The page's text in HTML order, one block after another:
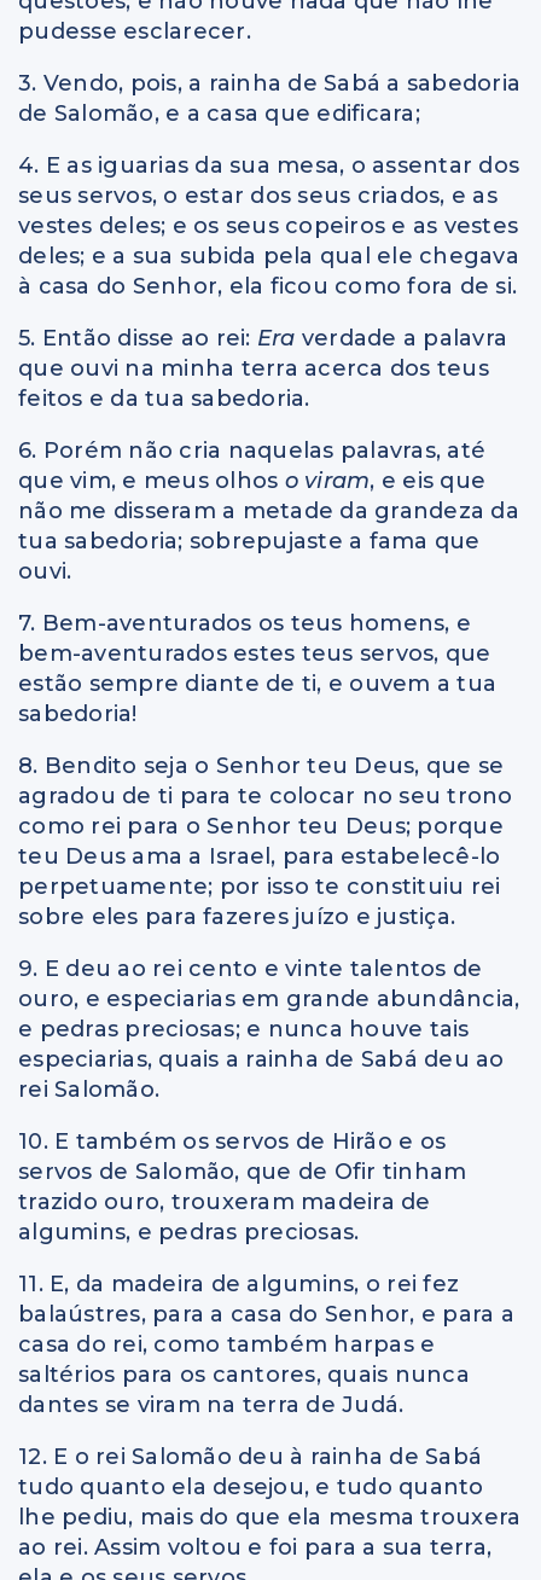
pudesse esclarecer.
3. Vendo, pois, a rainha de Sabá a sabedoria
de Salomão, e a casa que edificara;
4. E as iguarias da sua mesa, o assentar dos
seus servos, o estar dos seus criados, e as
vestes deles; e os seus copeiros e as vestes
deles; e a sua subida pela qual ele chegava
à casa do Senhor, ela ficou como fora de si.
5. Então disse ao rei: Era verdade a palavra
que ouvi na minha terra acerca dos teus
feitos e da tua sabedoria.
6. Porém não cria naquelas palavras, até
que vim, e meus olhos o viram, e eis que
não me disseram a metade da grandeza da
tua sabedoria; sobrepujaste a fama que
ouvi.
7. Bem-aventurados os teus homens, e
bem-aventurados estes teus servos, que
estão sempre diante de ti, e ouvem a tua
sabedoria!
8. Bendito seja o Senhor teu Deus, que se
agradou de ti para te colocar no seu trono
como rei para o Senhor teu Deus; porque
teu Deus ama a Israel, para estabelecê-lo
perpetuamente; por isso te constituiu rei
sobre eles para fazeres juízo e justiça.
9. E deu ao rei cento e vinte talentos de
ouro, e especiarias em grande abundância,
e pedras preciosas; e nunca houve tais
especiarias, quais a rainha de Sabá deu ao
rei Salomão.
10. E também os servos de Hirão e os
servos de Salomão, que de Ofir tinham
trazido ouro, trouxeram madeira de
algumins, e pedras preciosas.
11. E, da madeira de algumins, o rei fez
balaústres, para a casa do Senhor, e para a
casa do rei, como também harpas e
saltérios para os cantores, quais nunca
dantes se viram na terra de Judá.
12. E o rei Salomão deu à rainha de Sabá
tudo quanto ela desejou, e tudo quanto
lhe pediu, mais do que ela mesma trouxera
ao rei. Assim voltou e foi para a sua terra,